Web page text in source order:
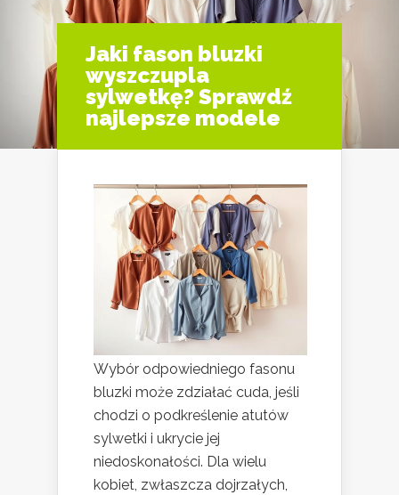
Jaki fason bluzki
wyszczupla
sylwetkę? Sprawdź
najlepsze modele
Wybór odpowiedniego fasonu
bluzki może zdziałać cuda, jeśli
chodzi o podkreślenie atutów
sylwetki i ukrycie jej
niedoskonałości. Dla wielu
kobiet, zwłaszcza dojrzałych,